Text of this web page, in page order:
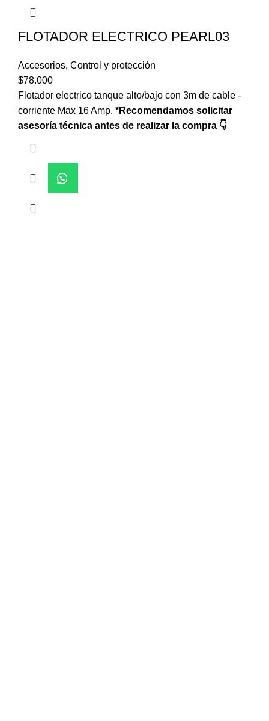
FLOTADOR ELECTRICO PEARL03
Accesorios, Control y protección
$78.000
Flotador electrico tanque alto/bajo con 3m de cable -
corriente Max 16 Amp. *Recomendamos solicitar
asesoría técnica antes de realizar la compra 👇